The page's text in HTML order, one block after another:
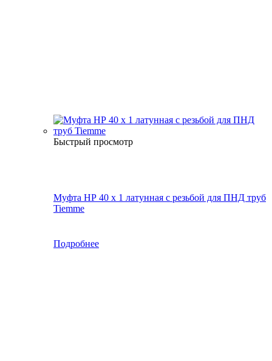
Быстрый просмотр
Муфта НР 40 х 1 латунная с резьбой для ПНД труб
Tiemme
Подробнее